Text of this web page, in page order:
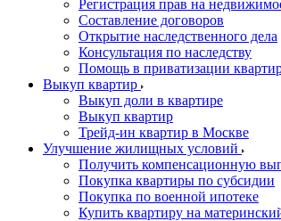
Регистрация прав на
Составление договоров
Открытие наследственного дела
Консультация по наследству
Помощь в приватизации
Выкуп квартир
Выкуп доли в квартире
Выкуп квартир
Трейд-ин квартир в Москве
Улучшение жилищных условий
Получить компенсационную
Покупка квартиры по субсидии
Покупка по военной ипотеке
Купить квартиру на